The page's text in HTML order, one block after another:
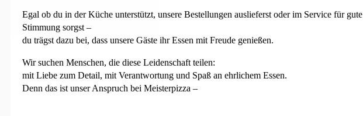
Egal ob du in der Küche unterstützt, unsere Bestellungen auslieferst oder im Service für gute
Stimmung sorgst –
du trägst dazu bei, dass unsere Gäste ihr Essen mit Freude genießen.
Wir suchen Menschen, die diese Leidenschaft teilen:
mit Liebe zum Detail, mit Verantwortung und Spaß an ehrlichem Essen.
Denn das ist unser Anspruch bei Meisterpizza –